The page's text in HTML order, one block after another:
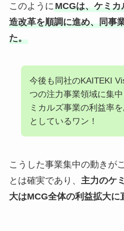
このようにMCGは、ケミ
造改革を順調に進め、同事
た。
今後も同社のKAITEKI
つの注力事業領域に集
ミカルズ事業の利益率
としているワン！
こうした事業集中の動きが
とは確実であり、 主力のケ
大はMCG全体の利益拡大に